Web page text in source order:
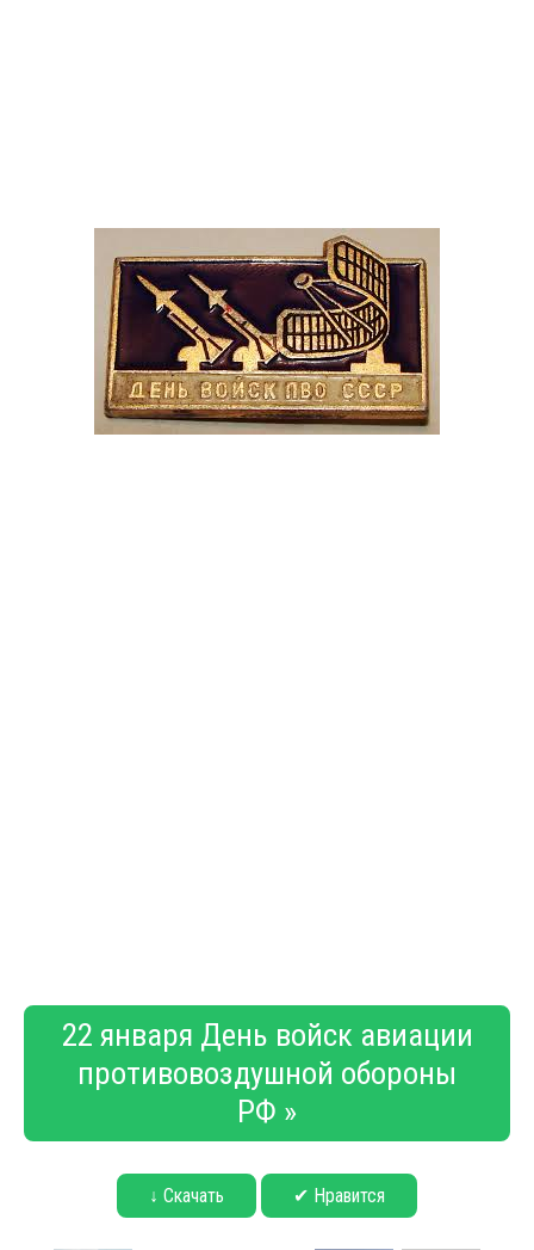
22 января День войск авиации
противовоздушной обороны
РФ »
↓ Скачать ✔ Нравится